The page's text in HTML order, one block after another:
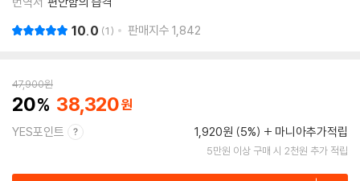
10.0 1 판매지수 1,842
47,900원
20 38,320
YES포인트 1,920원 (5%) 마니아추가적립
5만원 이상 구매 시 2천원 추가 적립